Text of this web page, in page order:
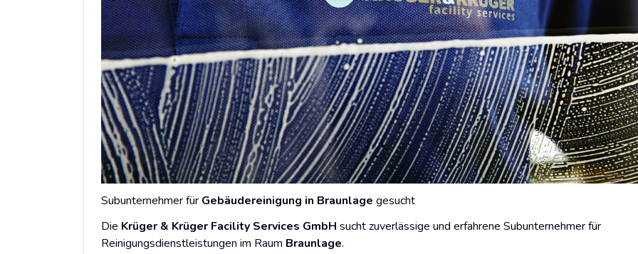
Subunternehmer für Gebäudereinigung in Braunlage gesucht
Die Krüger & Krüger Facility Services GmbH sucht zuverlässige und erfahrene Subunternehmer für
Reinigungsdienstleistungen im Raum Braunlage.